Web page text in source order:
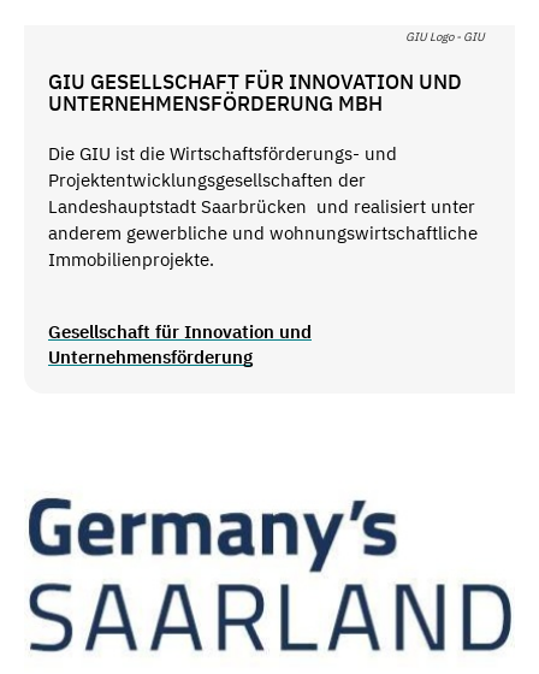
GIU Logo - GIU
GIU GESELLSCHAFT FÜR INNOVATION UND
UNTERNEHMENSFÖRDERUNG MBH
Die GIU ist die Wirtschaftsförderungs- und
Projektentwicklungsgesellschaften der
Landeshauptstadt Saarbrücken und realisiert unter
anderem gewerbliche und wohnungswirtschaftliche
Immobilienprojekte.
Gesellschaft für Innovation und
Unternehmensförderung